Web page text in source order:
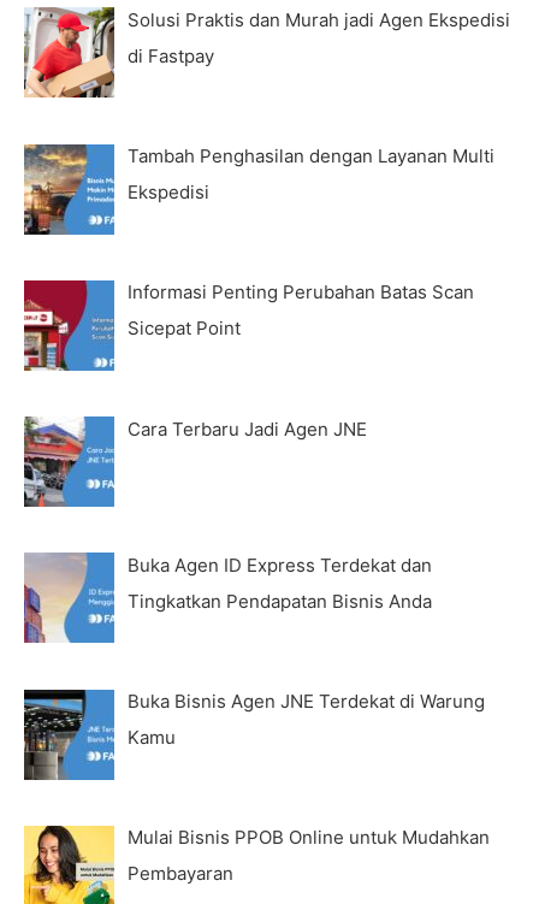
Solusi Praktis dan Murah jadi Agen Ekspedisi
di Fastpay
Tambah Penghasilan dengan Layanan Multi
Ekspedisi
Informasi Penting Perubahan Batas Scan
Sicepat Point
Cara Terbaru Jadi Agen JNE
Buka Agen ID Express Terdekat dan
Tingkatkan Pendapatan Bisnis Anda
Buka Bisnis Agen JNE Terdekat di Warung
Kamu
Mulai Bisnis PPOB Online untuk Mudahkan
Pembayaran